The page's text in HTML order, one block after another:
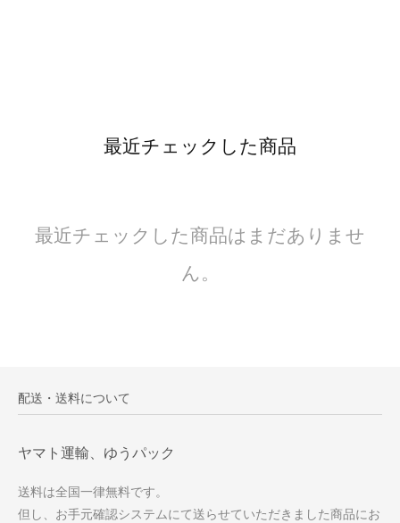
最近チェックした商品
最近チェックした商品はまだありませ
ん。
配送・送料について
ヤマト運輸、ゆうパック
送料は全国一律無料です。
但し、お手元確認システムにて送らせていただきました商品にお